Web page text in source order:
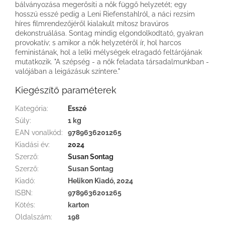
bálványozása megerősíti a nők függő helyzetét; egy
hosszú esszé pedig a Leni Riefenstahlról, a náci rezsim
híres filmrendezőjéről kialakult mítosz bravúros
dekonstruálása. Sontag mindig elgondolkodtató, gyakran
provokatív; s amikor a nők helyzetéről ír, hol harcos
feministának, hol a lelki mélységek elragadó feltárójának
mutatkozik. "A szépség - a nők feladata társadalmunkban -
valójában a leigázásuk színtere."
Kiegészítő paraméterek
Kategória:
Esszé
Súly:
1 kg
EAN vonalkód:
9789636201265
Kiadási év:
2024
Szerző:
Susan Sontag
Szerző:
Susan Sontag
Kiadó:
Helikon Kiadó, 2024
ISBN:
9789636201265
Kötés:
karton
Oldalszám: 198